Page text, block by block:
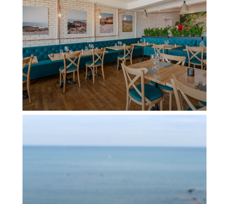
Le Café de la Plage